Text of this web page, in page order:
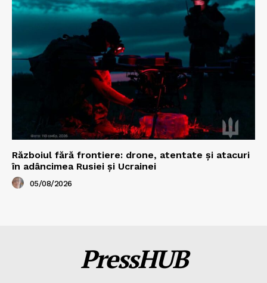
Războiul fără frontiere: drone, atentate și atacuri
în adâncimea Rusiei și Ucrainei
05/08/2026
PressHUB